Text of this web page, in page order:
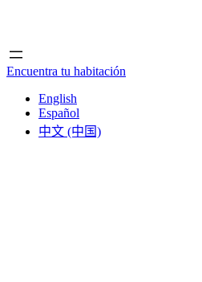
Encuentra tu habitación
English
Español
中文 (中国)